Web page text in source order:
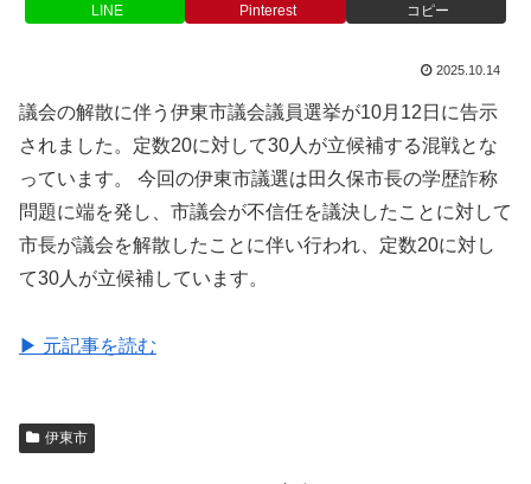
LINE Pinterest コピー
2025.10.14
議会の解散に伴う伊東市議会議員選挙が10月12日に告示
されました。定数20に対して30人が立候補する混戦とな
っています。 今回の伊東市議選は田久保市長の学歴詐称
問題に端を発し、市議会が不信任を議決したことに対して
市長が議会を解散したことに伴い行われ、定数20に対し
て30人が立候補しています。
▶ 元記事を読む
伊東市